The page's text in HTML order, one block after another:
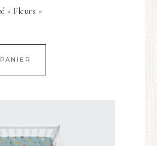
« Fleurs »